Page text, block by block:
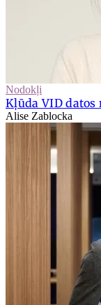
Nodokļi
Kļūda VID datos
Alise Zablocka